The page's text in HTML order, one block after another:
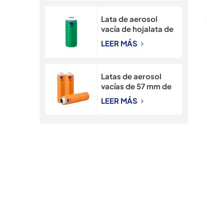
Lata de aerosol
vacía de hojalata de
65 mm con cuello
estrecho e
LEER MÁS
Latas de aerosol
vacías de 57 mm de
diámetro para
insecticida en
LEER MÁS